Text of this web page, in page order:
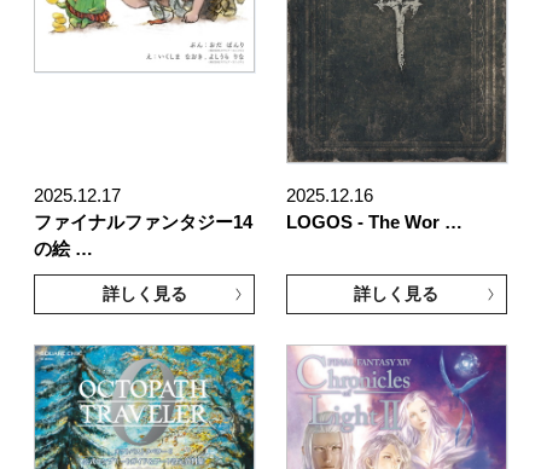
2025.12.17
ファイナルファンタジー14
の絵 …
詳しく見る
2025.12.16
LOGOS - The Wor …
詳しく見る